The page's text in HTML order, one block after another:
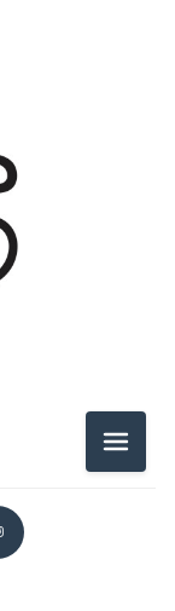
メニュ